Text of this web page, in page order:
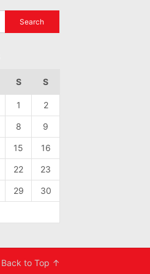
S S
1 2
8 9
15 16
22 23
29 30
Back to Top ↑